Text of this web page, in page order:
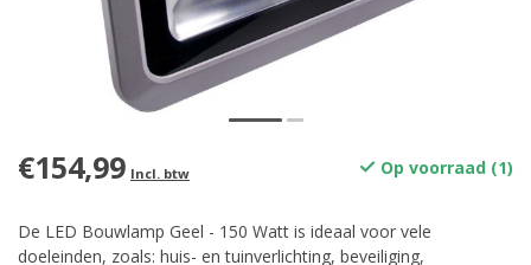
€154,99 Incl. btw Op voorraad (1)
De LED Bouwlamp Geel - 150 Watt is ideaal voor vele
doeleinden, zoals: huis- en tuinverlichting, beveiliging,